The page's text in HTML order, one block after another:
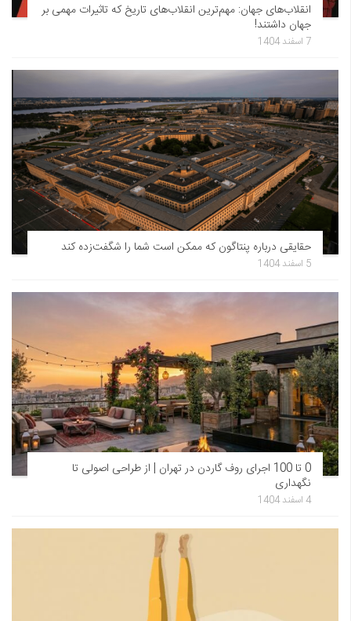
انقلاب‌های جهان: مهم‌ترین انقلاب‌های تاریخ که تاثیرات مهمی بر
جهان داشتند!
7 اسفند 1404
حقایقی درباره پنتاگون که ممکن است شما را شگفت‌زده کند
5 اسفند 1404
0 تا 100 اجرای روف گاردن در تهران | از طراحی اصولی تا
نگهداری
4 اسفند 1404